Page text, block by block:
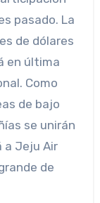
pasado. La
de dólares
en última
Como
de bajo
se unirán
a Jeju Air
de